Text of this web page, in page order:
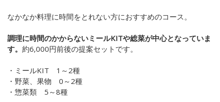
なかなか料理に時間をとれない方におすすめのコース。
調理に時間のかからないミールKITや総菜が中心となっていま
す。 約6,000円前後の提案セットです。
・ミールKIT 1 ～ 2種
・野菜、果物 0 ～ 2種
・惣菜類 5 ～8種